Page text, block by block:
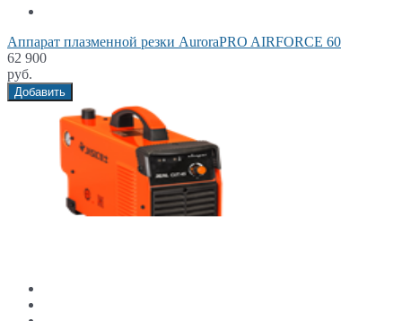
Аппарат плазменной резки AuroraPRO AIRFORCE 60
62 900
руб.
Добавить